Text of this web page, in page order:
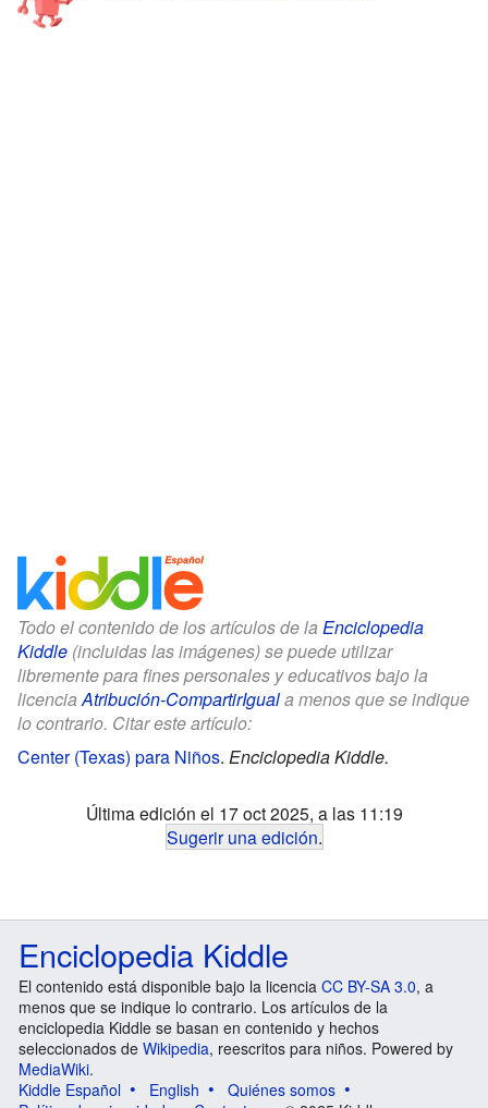
Todo el contenido de los artículos de la Enciclopedia
Kiddle (incluidas las imágenes) se puede utilizar
libremente para fines personales y educativos bajo la
licenciaAtribución-CompartirIguala menos que se indique
lo contrario. Citar este artículo:
Center (Texas) para Niños. Enciclopedia Kiddle.
Última edición el 17 oct 2025, a las 11:19
Sugerir una edición.
Enciclopedia Kiddle
El contenido está disponible bajo la licencia CC BY-SA 3.0, a
menos que se indique lo contrario. Los artículos de la
enciclopedia Kiddle se basan en contenido y hechos
seleccionados de Wikipedia, reescritos para niños. Powered by
MediaWiki.
Kiddle Español
English
Quiénes somos